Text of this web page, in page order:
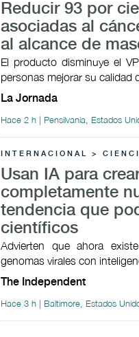
Reducir 93 por
asociadas al
al alcance de
El producto disminuye el
personas mejorar su calidad
La Jornada
Hace 2 h | Pensilvania, Estados
INTERNACIONAL >
Usan IA para
completamente
tendencia que
científicos
Advierten que ahora
genomas virales con
The Independent
Hace 3 h | Baltimore, Estados